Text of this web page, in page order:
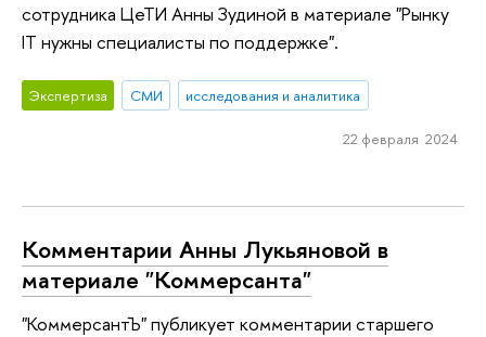
сотрудника ЦеТИ Анны Зудиной в материале "Рынку
IT нужны специалисты по поддержке".
Экспертиза СМИ исследования и аналитика
22 февраля 2024
Комментарии Анны Лукьяновой в
материале "Коммерсанта"
"КоммерсантЪ" публикует комментарии старшего